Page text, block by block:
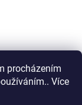
procházením
Více